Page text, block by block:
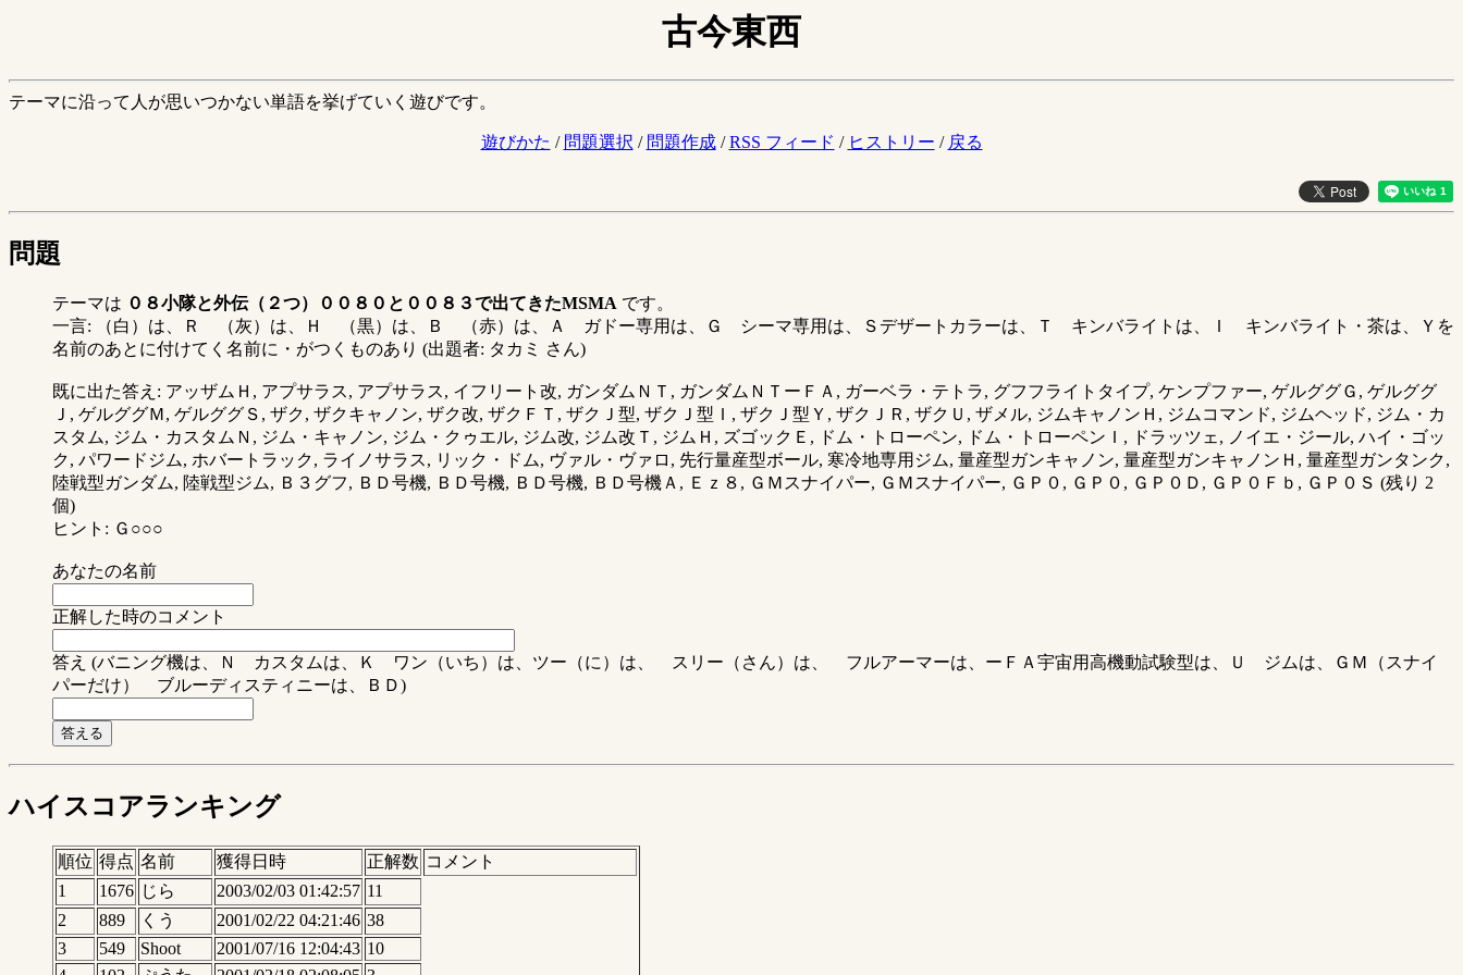
古今東西
テーマに沿って人が思いつかない単語を挙げていく遊びです。
遊びかた / 問題選択 / 問題作成/RSS フィード / ヒストリー / 戻る
問題
テーマは ０８小隊と外伝（２つ）００８０と００８３で出てきたMSMA です。
一言: （白）は、Ｒ （灰）は、Ｈ （黒）は、Ｂ （赤）は、Ａ ガドー専用は、Ｇ シーマ専用は、Ｓデザートカラーは、Ｔ キンバライトは、Ｉ キンバライト・茶は、Ｙを
名前のあとに付けてく名前に・がつくものあり (出題者: タカミ さん)
既に出た答え: アッザムＨ, アプサラス, アプサラス, イフリート改, ガンダムＮＴ, ガンダムＮＴーＦＡ, ガーベラ・テトラ, グフフライトタイプ, ケンプファー, ゲルググＧ, ゲルググ
Ｊ, ゲルググＭ, ゲルググＳ, ザク, ザクキャノン, ザク改, ザクＦＴ, ザクＪ型, ザクＪ型Ｉ, ザクＪ型Ｙ, ザクＪＲ, ザクＵ, ザメル, ジムキャノンＨ, ジムコマンド, ジムヘッド, ジム・カ
スタム, ジム・カスタムＮ, ジム・キャノン, ジム・クゥエル, ジム改, ジム改Ｔ, ジムＨ, ズゴックＥ, ドム・トローペン, ドム・トローペンＩ, ドラッツェ, ノイエ・ジール, ハイ・ゴッ
ク, パワードジム, ホバートラック, ライノサラス, リック・ドム, ヴァル・ヴァロ, 先行量産型ボール, 寒冷地専用ジム, 量産型ガンキャノン, 量産型ガンキャノンＨ, 量産型ガンタンク,
陸戦型ガンダム, 陸戦型ジム, Ｂ３グフ, ＢＤ号機, ＢＤ号機, ＢＤ号機, ＢＤ号機Ａ, Ｅｚ８, ＧＭスナイパー, ＧＭスナイパー, ＧＰ０, ＧＰ０, ＧＰ０Ｄ, ＧＰ０Ｆｂ, ＧＰ０Ｓ (残り 2
個)
ヒント: Ｇ○○○
あなたの名前
正解した時のコメント
答え (バニング機は、Ｎ カスタムは、Ｋ ワン（いち）は、ツー（に）は、 スリー（さん）は、 フルアーマーは、ーＦＡ宇宙用高機動試験型は、Ｕ ジムは、ＧＭ（スナイ
パーだけ） ブルーディスティニーは、ＢＤ)
ハイスコアランキング
順位 得点 名前 獲得日時 正解数 コメント
1
1676 じら 2003/02/03 01:42:57 11
2
889 くう 2001/02/22 04:21:46 38
3
549 Shoot 2001/07/16 12:04:43 10